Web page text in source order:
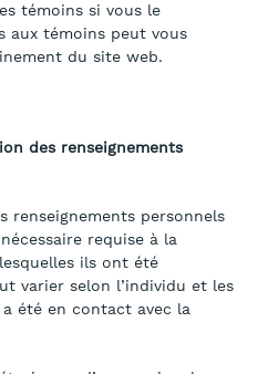
témoins si vous le
aux témoins peut vous
du site web.
des renseignements
renseignements personnels
requise à la
ils ont été
varier selon l’individu et les
été en contact avec la